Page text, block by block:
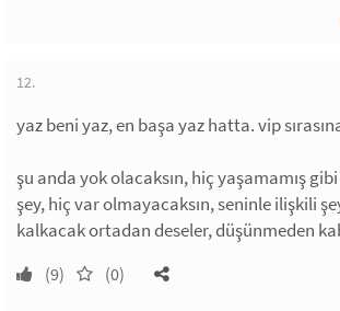
12.
yaz beni yaz, en başa yaz hatta. vip
şu anda yok olacaksın, hiç yaşamamış
şey, hiç var olmayacaksın, seninle ilişkili
kalkacak ortadan deseler, düşünmeden
(9) (0)